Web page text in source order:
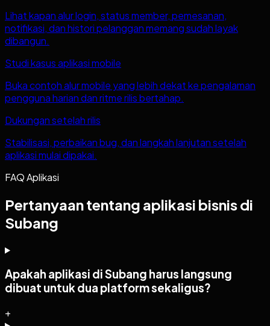
Lihat kapan alur login, status member, pemesanan,
notifikasi, dan histori pelanggan memang sudah layak
dibangun.
Studi kasus aplikasi mobile
Buka contoh alur mobile yang lebih dekat ke pengalaman
pengguna harian dan ritme rilis bertahap.
Dukungan setelah rilis
Stabilisasi, perbaikan bug, dan langkah lanjutan setelah
aplikasi mulai dipakai.
FAQ Aplikasi
Pertanyaan tentang aplikasi bisnis di
Subang
Apakah aplikasi di Subang harus langsung
dibuat untuk dua platform sekaligus?
+